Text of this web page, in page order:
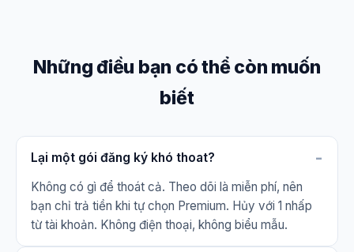
Những điều bạn có thể còn muốn
biết
Lại một gói đăng ký khó thoat?
Không có gì để thoát cả. Theo dõi là miễn phí, nên
bạn chỉ trả tiền khi tự chọn Premium. Hủy với 1 nhấp
từ tài khoản. Không điện thoại, không biểu mẫu.